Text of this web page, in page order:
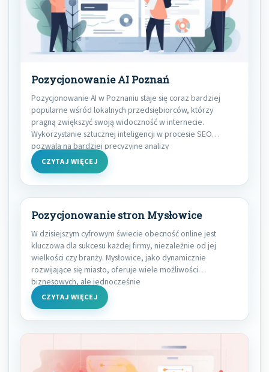
Pozycjonowanie AI Poznań
Pozycjonowanie AI w Poznaniu staje się coraz bardziej
popularne wśród lokalnych przedsiębiorców, którzy
pragną zwiększyć swoją widoczność w internecie.
Wykorzystanie sztucznej inteligencji w procesie SEO
pozwala na bardziej precyzyjne analizy
CZYTAJ WIĘCEJ
Pozycjonowanie stron Mysłowice
W dzisiejszym cyfrowym świecie obecność online jest
kluczowa dla sukcesu każdej firmy, niezależnie od jej
wielkości czy branży. Mysłowice, jako dynamicznie
rozwijające się miasto, oferuje wiele możliwości
biznesowych, ale jednocześnie
CZYTAJ WIĘCEJ